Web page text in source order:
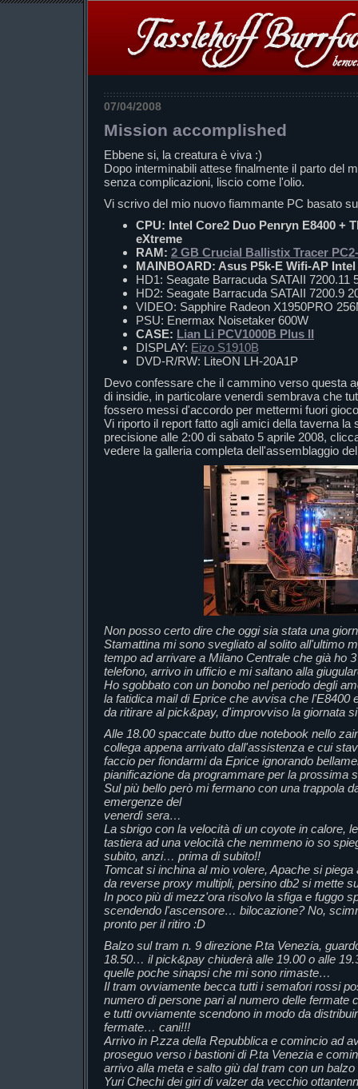
07/04/2008
Mission accomplished
Ebbene si, la creatura è viva :)
Dopo interminabili attese finalmente il parto del
senza complicazioni, liscio come l'olio.
Vi scrivo del mio nuovo fiammante PC basato
CPU: Intel Core2 Duo Penryn E8400 +
eXtreme
RAM: 2 GB Crucial Ballistix Tracer
MAINBOARD: Asus P5k-E Wifi-AP Intel
HD1: Seagate Barracuda SATAII 7200.11
HD2: Seagate Barracuda SATAII 7200.9
VIDEO: Sapphire Radeon X1950PRO
PSU: Enermax Noisetaker 600W
CASE: Lian Li PCV1000B Plus II
DISPLAY: Eizo S1910B
DVD-R/RW: LiteON LH-20A1P
Devo confessare che il cammino verso questa
di insidie, in particolare venerdì sembrava che
fossero messi d'accordo per mettermi fuori
Vi riporto il report fatto agli amici della taverna la
precisione alle 2:00 di sabato 5 aprile 2008,
vedere la galleria completa dell'assemblaggio
Non posso certo dire che oggi sia stata una
Stamattina mi sono svegliato al solito all'ultimo
tempo ad arrivare a Milano Centrale che già ho
telefono, arrivo in ufficio e mi saltano alla
Ho sgobbato con un bonobo nel periodo degli
la fatidica mail di Eprice che avvisa che l'E8400
da ritirare al pick&pay, d'improvviso la giornata
Alle 18.00 spaccate butto due notebook nello
collega appena arrivato dall'assistenza e cui
faccio per fiondarmi da Eprice ignorando
pianificazione da programmare per la prossima
Sul più bello però mi fermano con una trappola
emergenze del
venerdì sera…
La sbrigo con la velocità di un coyote in calore,
tastiera ad una velocità che nemmeno io so
subito, anzi… prima di subito!!
Tomcat si inchina al mio volere, Apache si
da reverse proxy multipli, persino db2 si mette
In poco più di mezz'ora risolvo la sfiga e fuggo
scendendo l'ascensore… bilocazione? No,
pronto per il ritiro :D
Balzo sul tram n. 9 direzione P.ta Venezia,
18.50… il pick&pay chiuderà alle 19.00 o alle
quelle poche sinapsi che mi sono rimaste…
Il tram ovviamente becca tutti i semafori rossi
numero di persone pari al numero delle fermate
e tutti ovviamente scendono in modo da
fermate… cani!!!
Arrivo in P.zza della Repubblica e comincio ad
proseguo verso i bastioni di P.ta Venezia e
arrivo alla meta e salto giù dal tram con un
Yuri Chechi dei giri di valzer da vecchio